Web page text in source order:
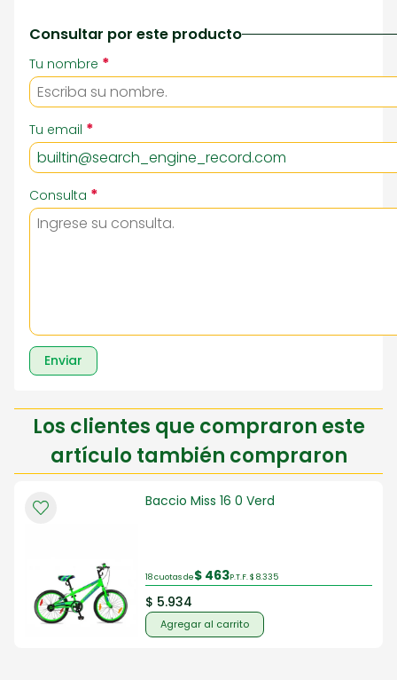
Consultar por este producto
Tu nombre *
Tu email *
Consulta *
Enviar
Los clientes que compraron este
artículo también compraron
Baccio Miss 16 0 Verd
18 cuotas de$ 463P.T.F. $ 8.335
$ 5.934
Agregar al carrito